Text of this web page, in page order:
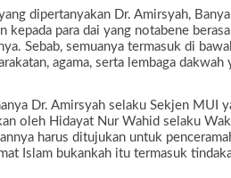
dipertanyakan Dr. Amirsyah,
kepada para dai yang notabene
Sebab, semuanya termasuk di
agama, serta lembaga dakwah
Dr. Amirsyah selaku Sekjen MUI
oleh Hidayat Nur Wahid selaku
harus ditujukan untuk
Islam bukankah itu termasuk